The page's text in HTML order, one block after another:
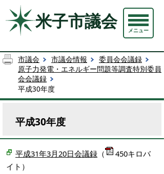
米子市議会 メニュー
市議会 市議会情報
委員会会議録
原子力発電・エネルギー問題等調査特別委員
会会議録
平成30年度
平成30年度
平成31年3月20日会議録 （
450キロバ
イト）